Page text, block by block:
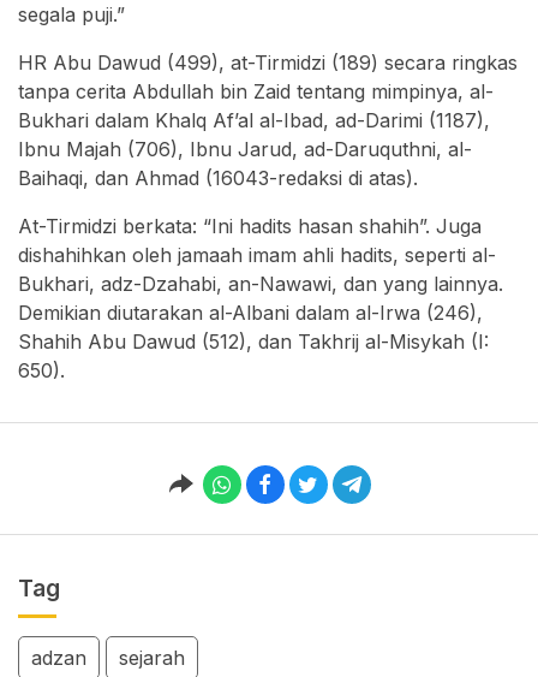
segala puji.”
HR Abu Dawud (499), at-Tirmidzi (189) secara ringkas
tanpa cerita Abdullah bin Zaid tentang mimpinya, al-
Bukhari dalam Khalq Af’al al-Ibad, ad-Darimi (1187),
Ibnu Majah (706), Ibnu Jarud, ad-Daruquthni, al-
Baihaqi, dan Ahmad (16043-redaksi di atas).
At-Tirmidzi berkata: “Ini hadits hasan shahih”. Juga
dishahihkan oleh jamaah imam ahli hadits, seperti al-
Bukhari, adz-Dzahabi, an-Nawawi, dan yang lainnya.
Demikian diutarakan al-Albani dalam al-Irwa (246),
Shahih Abu Dawud (512), dan Takhrij al-Misykah (I:
650).
Tag
adzan sejarah